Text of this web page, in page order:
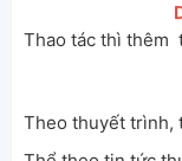
Thao tác thì thêm
[
Theo thuyết trình,